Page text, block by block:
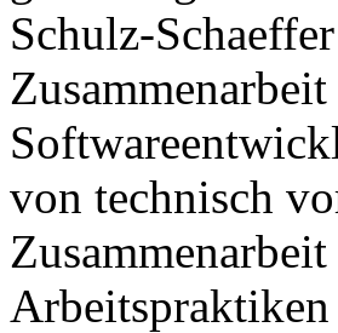
Schulz-
von technisch